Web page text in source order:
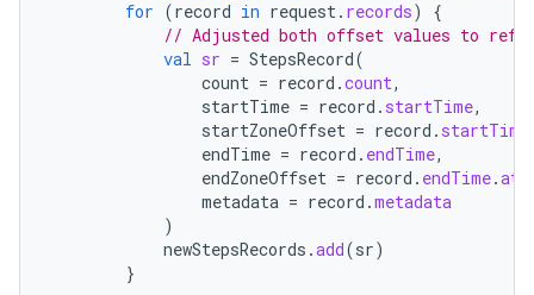
for (record in request. records)
{
// Adjusted both offset values to
val sr = StepsRecord(
count = record .count,
startTime = record . startTime,
startZoneOffset = record . startTime
endTime = record . endTime,
endZoneOffset = record . endTime.
metadata = record .metadata
)
newStepsRecords .add(sr)
}